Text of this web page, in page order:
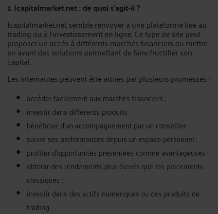
1. Icapitalmarket.net : de quoi s’agit-il ?
Icapitalmarket.net semble renvoyer à une plateforme liée au
trading ou à l’investissement en ligne. Ce type de site peut
proposer un accès à différents marchés financiers ou mettre
en avant des solutions permettant de faire fructifier son
capital.
Les internautes peuvent être attirés par plusieurs promesses :
accéder facilement aux marchés financiers ;
investir dans différents produits ;
bénéficier d’un accompagnement par un conseiller ;
suivre ses performances depuis un espace personnel ;
profiter d’opportunités présentées comme avantageuses ;
obtenir des rendements plus élevés que les placements
classiques ;
investir dans des actifs numériques ou des produits de
trading.